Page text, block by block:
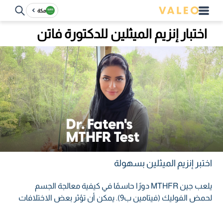
مكة
اختبار إنزيم الميثلين للدكتورة فاتن
اختبر إنزيم الميثلين بسهولة
يلعب جين MTHFR دورًا حاسمًا في كيفية معالجة الجسم
لحمض الفوليك (فيتامين ب9). يمكن أن تؤثر بعض الاختلافات